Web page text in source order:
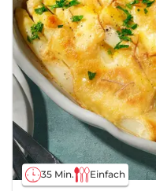
35 Min. Einfach